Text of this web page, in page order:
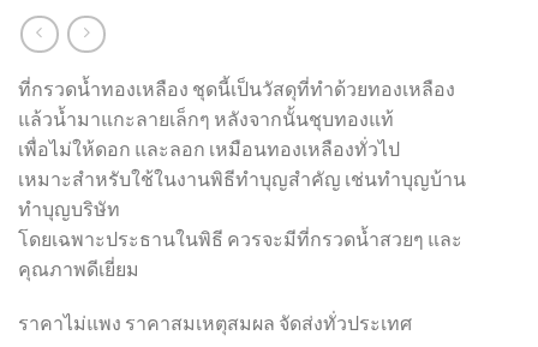
ที่กรวดน้ำทองเหลือง ชุดนี้เป็นวัสดุที่ทำด้วยทองเหลือง
แล้วน้ำมาแกะลายเล็กๆ หลังจากนั้นชุบทองแท้
เพื่อไม่ให้ดอก และลอก เหมือนทองเหลืองทั่วไป
เหมาะสำหรับใช้ในงานพิธีทำบุญสำคัญ เช่นทำบุญบ้าน
ทำบุญบริษัท
โดยเฉพาะประธานในพิธี ควรจะมีที่กรวดน้ำสวยๆ และ
คุณภาพดีเยี่ยม
ราคาไม่แพง ราคาสมเหตุสมผล จัดส่งทั่วประเทศ